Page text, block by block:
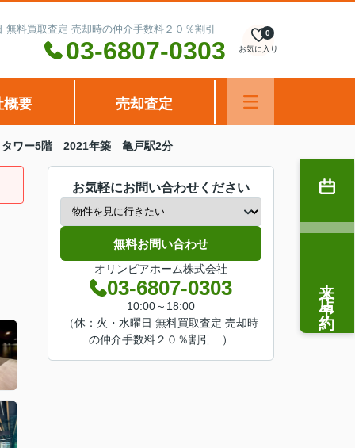
料買取査定 売却時の仲介手数料２０％割引
03-6807-0303 お気に入り
0
概要 売却査定
タワー5階 2021年築 亀戸駅2分
お気軽にお問い合わせください
無料お問い合わせ
オリンピアホーム株式会社
03-6807-0303
10:00～18:00
（休：火・水曜日 無料買取査定 売却時
の仲介手数料２０％割引 ）
来店予約